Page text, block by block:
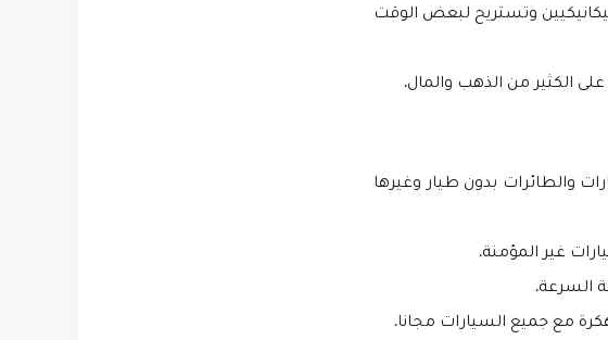
وتستريح لبعض الوقت
الكثير من الذهب والمال.
والطائرات بدون طيار وغيرها
غير المؤمنة.
السرعة.